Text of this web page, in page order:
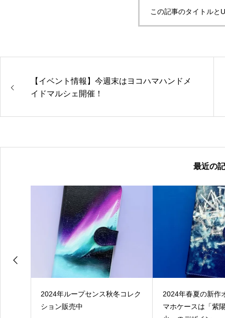
この記事のタイトルと
【イベント情報】今週末はヨコハマハンドメ
イドマルシェ開催！
最近の
2024年ループセンス秋冬コレク
ション販売中
2024年春夏の新作
マホケースは「紫